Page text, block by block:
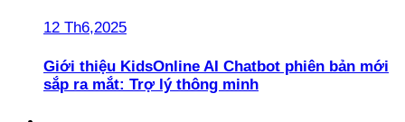
12 Th6,2025
Giới thiệu KidsOnline AI Chatbot phiên bản mới
sắp ra mắt: Trợ lý thông minh